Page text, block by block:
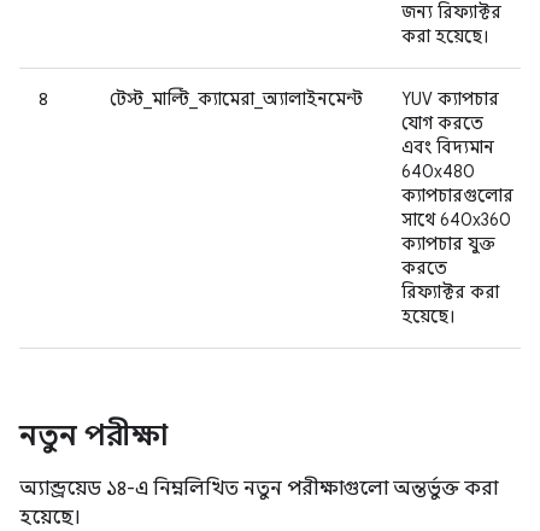
জন্য রিফ্যাক্টর
করা হয়েছে।
৪ টেস্ট_মাল্টি_ক্যামেরা_অ্যালাইনমেন্ট
YUV ক্যাপচার
যোগ করতে
এবং বিদ্যমান
640x480
ক্যাপচারগুলোর
সাথে 640x360
ক্যাপচার যুক্ত
করতে
রিফ্যাক্টর করা
হয়েছে।
নতুন পরীক্ষা
অ্যান্ড্রয়েড ১৪-এ নিম্নলিখিত নতুন পরীক্ষাগুলো অন্তর্ভুক্ত করা
হয়েছে।